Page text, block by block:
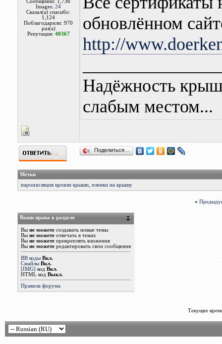
Сообщений: 1,736
Images:24
Сказал(а) спасибо:
1,124
Поблагодарили: 970
раз(а)
Репутация: 40367
обновлённом
http://
Надёжность
слабым местом...
Поделиться…
Метки
пароизоляция кровли крыши, пленки на крышу
«
Ваши права в разделе
Вы не можетесоздавать новые темы
Вы не можетеотвечать в темах
Вы не можетеприкреплять вложения
Вы не можетередактировать свои сообщения
BB коды Вкл.
Смайлы Вкл.
[IMG] код Вкл.
HTML код Выкл.
Правила форума
Текущее